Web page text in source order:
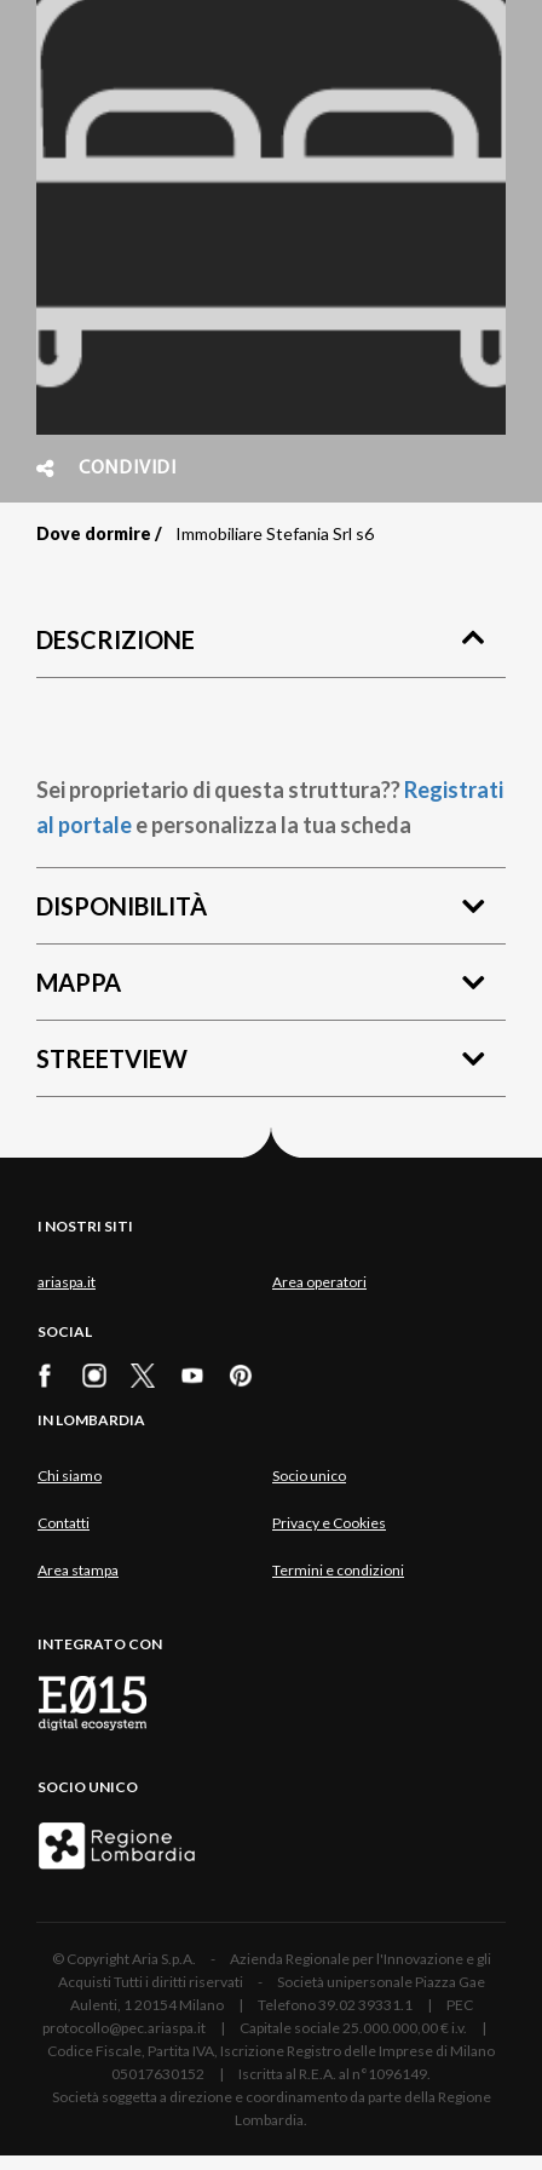
CONDIVIDI
pane
Dove dormire Immobiliare Stefania Srl s6
DESCRIZIONE
Sei proprietario di questa struttura??Registrati
al portalee personalizza la tua scheda
DISPONIBILITÀ
MAPPA
STREETVIEW
I NOSTRI SITI
ariaspa.it Area operatori
SOCIAL
IN LOMBARDIA
Chi siamo Socio unico
Contatti Privacy e Cookies
Area stampa Termini e condizioni
INTEGRATO CON
SOCIO UNICO
© Copyright Aria S.p.A. - Azienda Regionale per l'Innovazione e gli
Acquisti Tutti i diritti riservati - Società unipersonale Piazza Gae
Aulenti, 1 20154 Milano | Telefono 39.02 39331.1 | PEC
protocollo@pec.ariaspa.it | Capitale sociale 25.000.000,00 € i.v. |
Codice Fiscale, Partita IVA, Iscrizione Registro delle Imprese di Milano
05017630152 | Iscritta al R.E.A. al n°1096149.
Società soggetta a direzione e coordinamento da parte della Regione
Lombardia.